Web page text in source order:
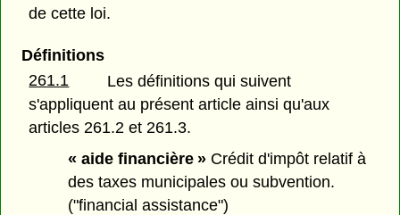
de cette loi.
Définitions
261.1
Les définitions qui suivent
s'appliquent au présent article ainsi qu'aux
articles 261.2 et 261.3.
« aide financière » Crédit d'impôt relatif à
des taxes municipales ou subvention.
("financial assistance")